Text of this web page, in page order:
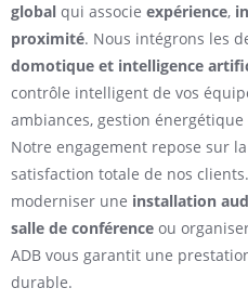
global qui associe expérience,
proximité. Nous intégrons les
domotique et intelligence
contrôle intelligent de vos
ambiances, gestion
Notre engagement repose sur
satisfaction totale de nos
moderniser une installation
salle de conférence ou
ADB vous garantit une
durable.